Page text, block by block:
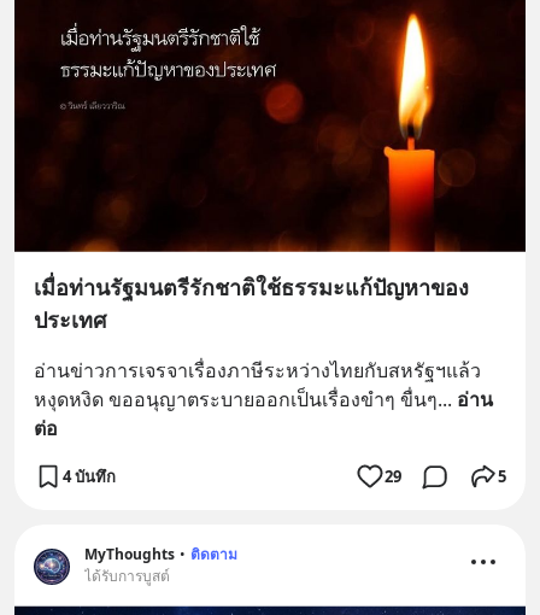
เมื่อท่านรัฐมนตรีรักชาติใช้ธรรมะแก้ปัญหาของ
ประเทศ
อ่านข่าวการเจรจาเรื่องภาษีระหว่างไทยกับสหรัฐฯแล้ว
หงุดหงิด ขออนุญาตระบายออกเป็นเรื่องขำๆ ขื่นๆ... อ่าน
ต่อ
4 บันทึก 29 5
MyThoughts • ติดตาม
ได้รับการบูสต์